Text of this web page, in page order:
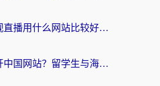
海外看国内电视直播用什么网站比较好？一篇解决你所有追剧难题的实用指南
在国外如何打开中国网站？留学生与海外华人的无缝访问指南